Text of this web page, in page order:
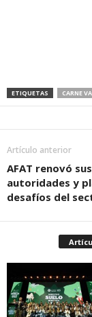
ETIQUETAS CARNE
Artículo anterior
AFAT renovó sus
autoridades y
desafíos del